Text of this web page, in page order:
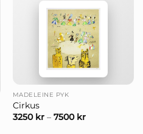
MADELEINE PYK
Cirkus
3250 kr– 7500 kr